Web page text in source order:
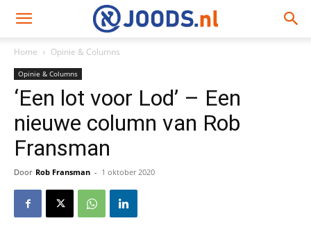
Home Opinie & Columns
Opinie & Columns
‘Een lot voor Lod’ – Een
nieuwe column van Rob
Fransman
Door Rob Fransman - 1 oktober 2020